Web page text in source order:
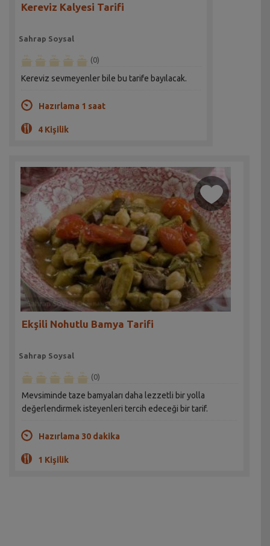
Kereviz Kalyesi Tarifi
Sahrap Soysal
(0)
Kereviz sevmeyenler bile bu tarife bayılacak.
Hazırlama 1 saat
4 Kişilik
Ekşili Nohutlu Bamya Tarifi
Sahrap Soysal
(0)
Mevsiminde taze bamyaları daha lezzetli bir yolla
değerlendirmek isteyenleri tercih edeceği bir tarif.
Hazırlama 30 dakika
1 Kişilik